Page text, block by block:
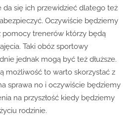
da się ich przewidzieć dlatego też
Oczywiście będziemy
pomocy trenerów którzy będą
Taki obóz sportowy
jednak mogą być też dłuższe.
możliwość to warto skorzystać z
sprawa no i oczywiście będziemy
na przyszłość kiedy będziemy
rodzinie.